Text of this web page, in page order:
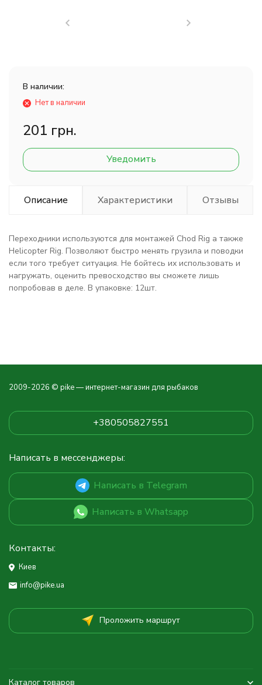
В наличии:
Нет в наличии
201 грн.
Уведомить
Описание Характеристики Отзывы
Переходники используются для монтажей Сhod Rig а также
Helicopter Rig. Позволяют быстро менять грузила и поводки
если того требует ситуация. Не бойтесь их использовать и
нагружать, оценить превосходство вы сможете лишь
попробовав в деле. В упаковке: 12шт.
2009-2026 © pike — интернет-магазин для рыбаков
+380505827551
Написать в мессенджеры:
Написать в Telegram
Написать в Whatsapp
Контакты:
Киев
info@pike.ua
Проложить маршрут
Каталог товаров